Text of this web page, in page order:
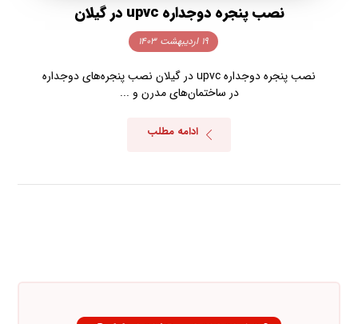
نصب پنجره دوجداره upvc در گیلان
۱۹ اردیبهشت ۱۴۰۳
نصب پنجره دوجداره upvc در گیلان نصب پنجره‌های دوجداره
در ساختمان‌های مدرن و ...
ادامه مطلب